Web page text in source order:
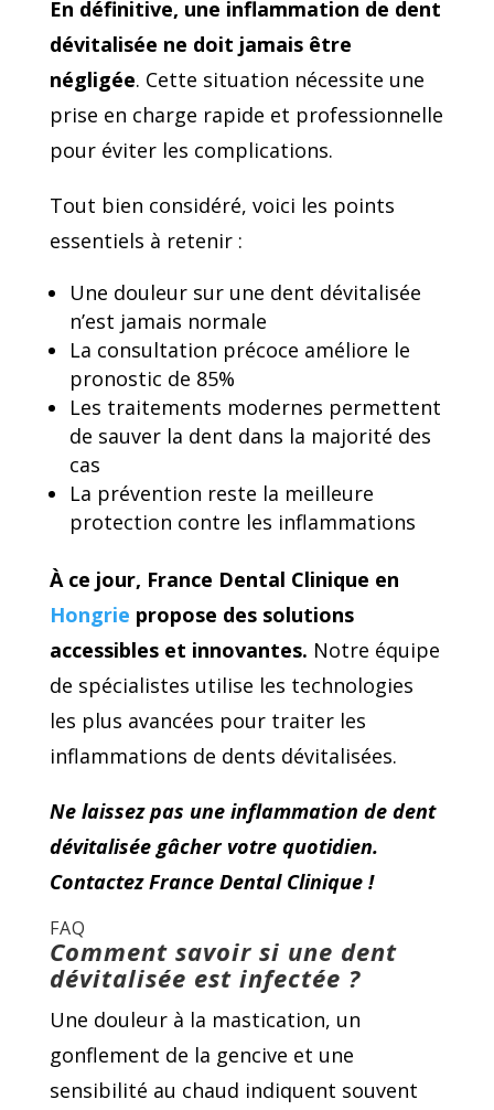
En définitive, une inflammation de dent
dévitalisée ne doit jamais être
négligée. Cette situation nécessite une
prise en charge rapide et professionnelle
pour éviter les complications.
Tout bien considéré, voici les points
essentiels à retenir :
Une douleur sur une dent dévitalisée
n’est jamais normale
La consultation précoce améliore le
pronostic de 85%
Les traitements modernes permettent
de sauver la dent dans la majorité des
cas
La prévention reste la meilleure
protection contre les inflammations
À ce jour, France Dental Clinique en
Hongrie propose des solutions
accessibles et innovantes. Notre équipe
de spécialistes utilise les technologies
les plus avancées pour traiter les
inflammations de dents dévitalisées.
Ne laissez pas une inflammation de dent
dévitalisée gâcher votre quotidien.
Contactez France Dental Clinique !
FAQ
Comment savoir si une dent
dévitalisée est infectée ?
Une douleur à la mastication, un
gonflement de la gencive et une
sensibilité au chaud indiquent souvent